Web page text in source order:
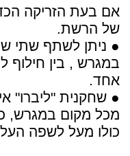
אם בעת הזריקה
של הרשת.
● ניתן לשתף שתי
במגרש , בין חילוף
אחד.
● שחקנית "ליברו"
מכל מקום במגרש,
כולו מעל לשפה